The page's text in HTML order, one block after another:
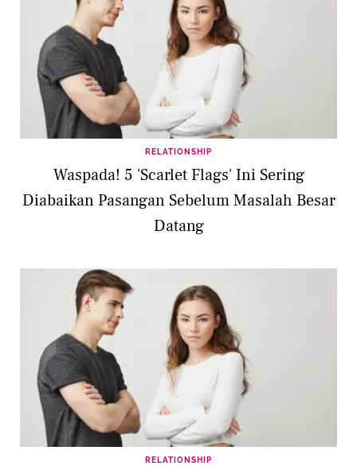
RELATIONSHIP
Waspada! 5 'Scarlet Flags' Ini Sering
Diabaikan Pasangan Sebelum Masalah Besar
Datang
RELATIONSHIP